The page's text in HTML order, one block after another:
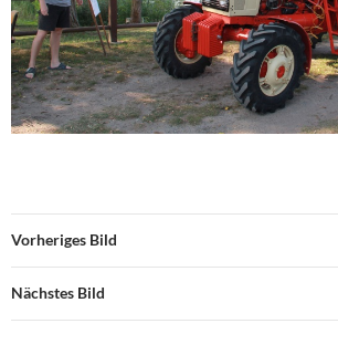
Vorheriges Bild
Nächstes Bild